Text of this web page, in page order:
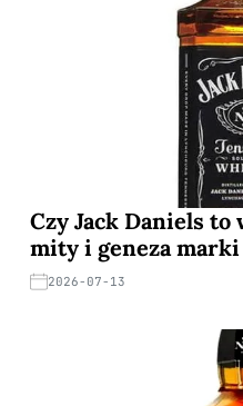
Czy Jack Daniels
mity i geneza marki
2026-07-13